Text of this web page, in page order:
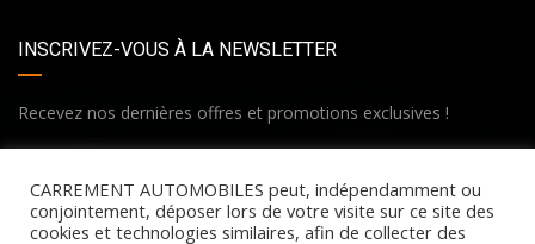
INSCRIVEZ-VOUS À LA NEWSLETTER
Recevez nos dernières offres et promotions exclusives !
CARREMENT AUTOMOBILES peut, indépendamment ou
conjointement, déposer lors de votre visite sur ce site des
cookies et technologies similaires, afin de collecter des